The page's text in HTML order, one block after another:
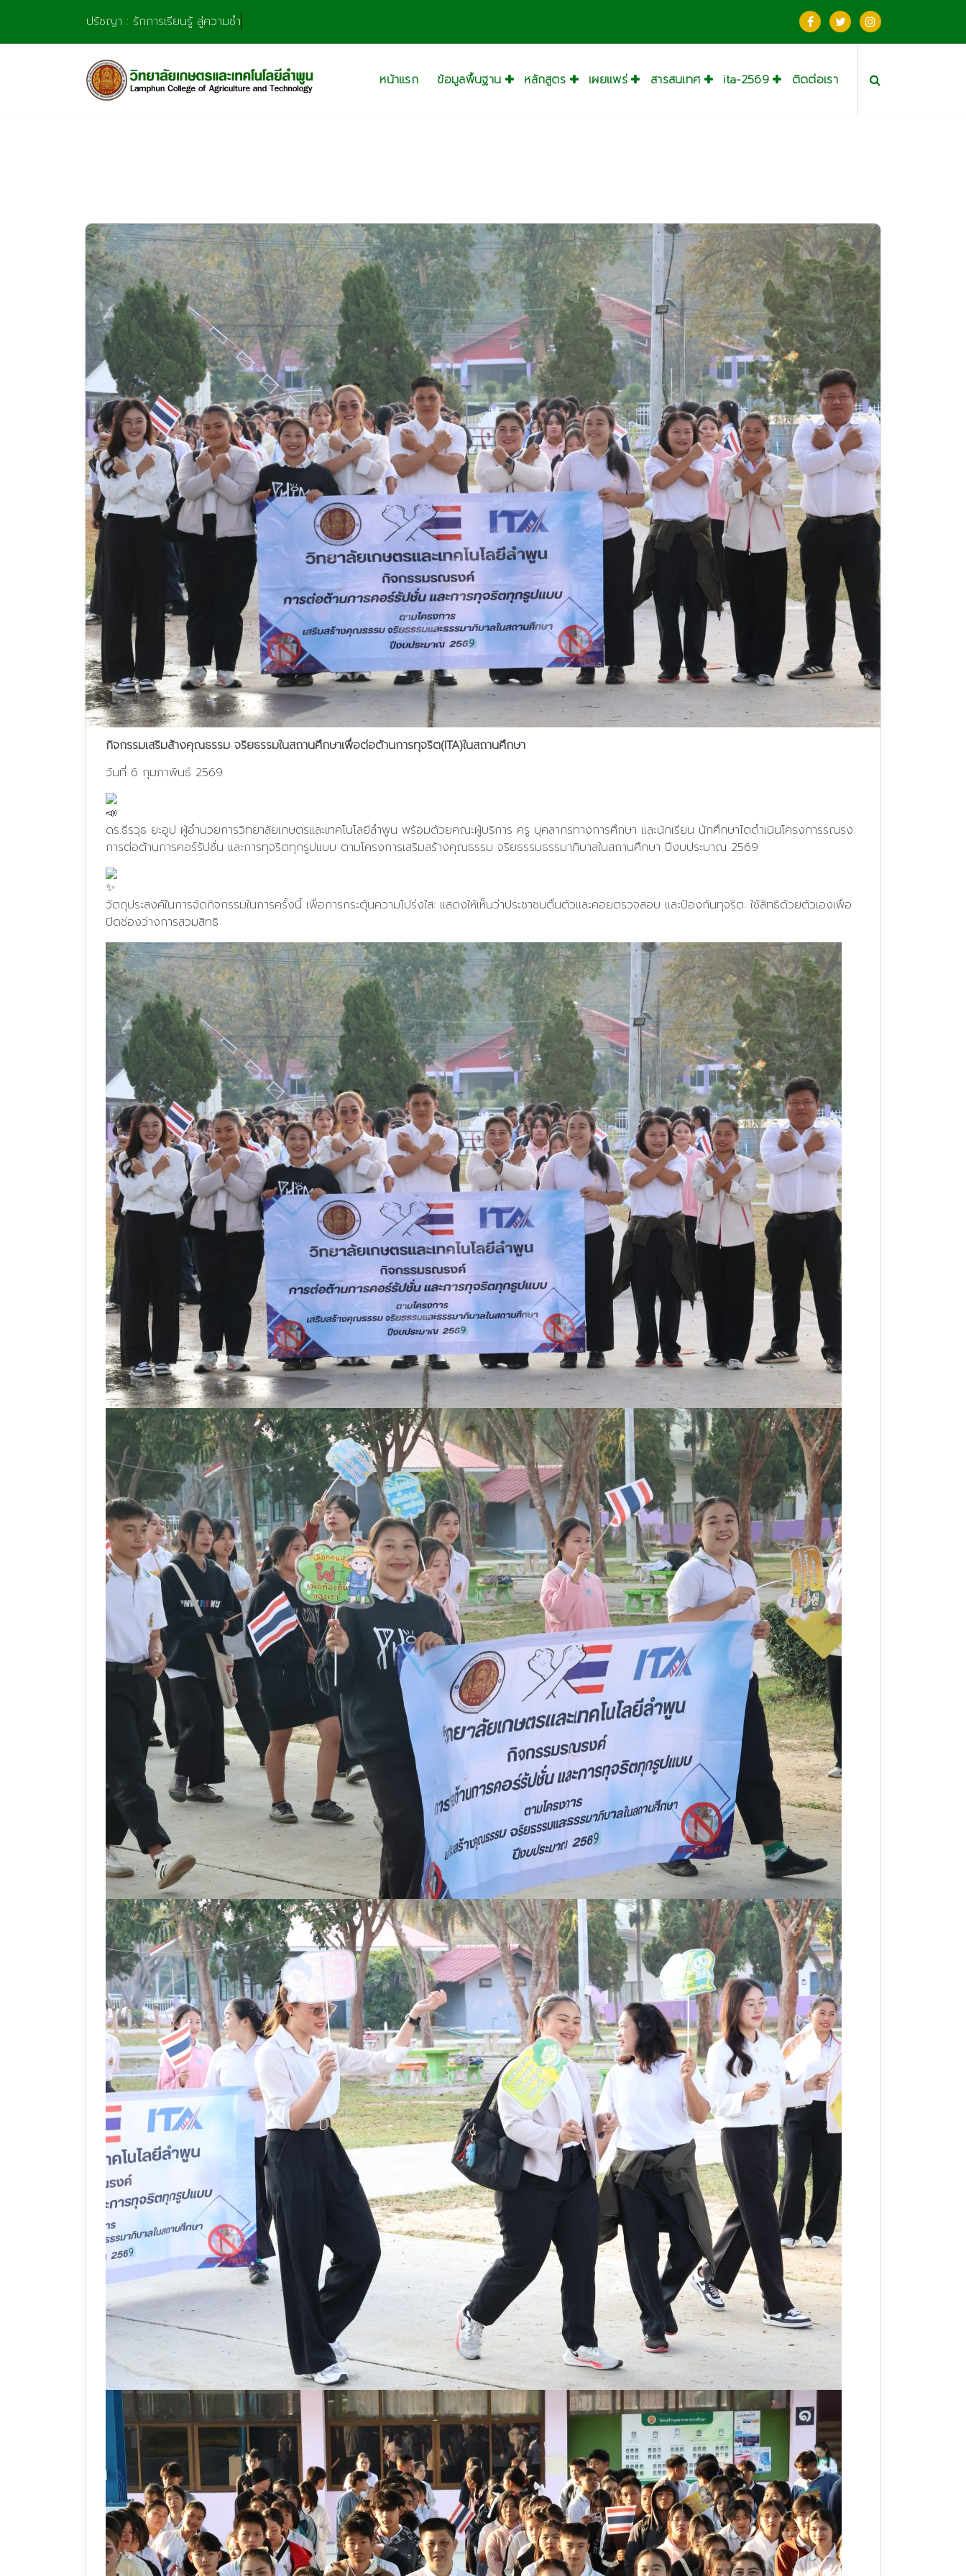
content
ปรัชญา : รักการเรียนรู้ สู่ความชำนาญ มุ่งการสร้างสรร
หน้าแรก ข้อมูลพื้นฐาน หลักสูตร เผยแพร่ สารสนเทศ ita-2569 ติดต่อเรา
กิจกรรมเสริมส้างคุณธรรม จริยธรรมในสถานศึกษาเพื่อต่อต้านการทุจริต(ITA)ในสถานศึกษา
วันที่ 6 กุมภาพันธ์ 2569
ดร.ธีรวุธ ยะอูป ผู้อำนวยการวิทยาลัยเกษตรและเทคโนโลยีลำพูน พร้อมด้วยคณะผู้บริการ ครู บุคลากรทางการศึกษา และนักเรียน นักศึกษาไดดำเนินโครงการรณรง
การต่อต้านการคอร์รัปชั่น และการทุจริตทุกรูปแบบ ตามโครงการเสริมสร้างคุณธรรม จริยธรรมธรรมาภิบาลในสถานศึกษา ปีงบประมาณ 2569
วัตถุประสงค์ในการจัดกิจกรรมในการครั้งนี้ เพื่อการกระตุ้นความโปร่งใส: แสดงให้เห็นว่าประชาชนตื่นตัวและคอยตรวจสอบ และป้องกันทุจริต: ใช้สิทธิด้วยตัวเองเพื่อ
ปิดช่องว่างการสวมสิทธิ